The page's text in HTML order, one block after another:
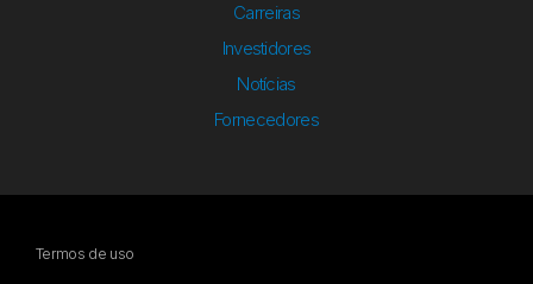
Carreiras
Investidores
Notícias
Fornecedores
Termos de uso